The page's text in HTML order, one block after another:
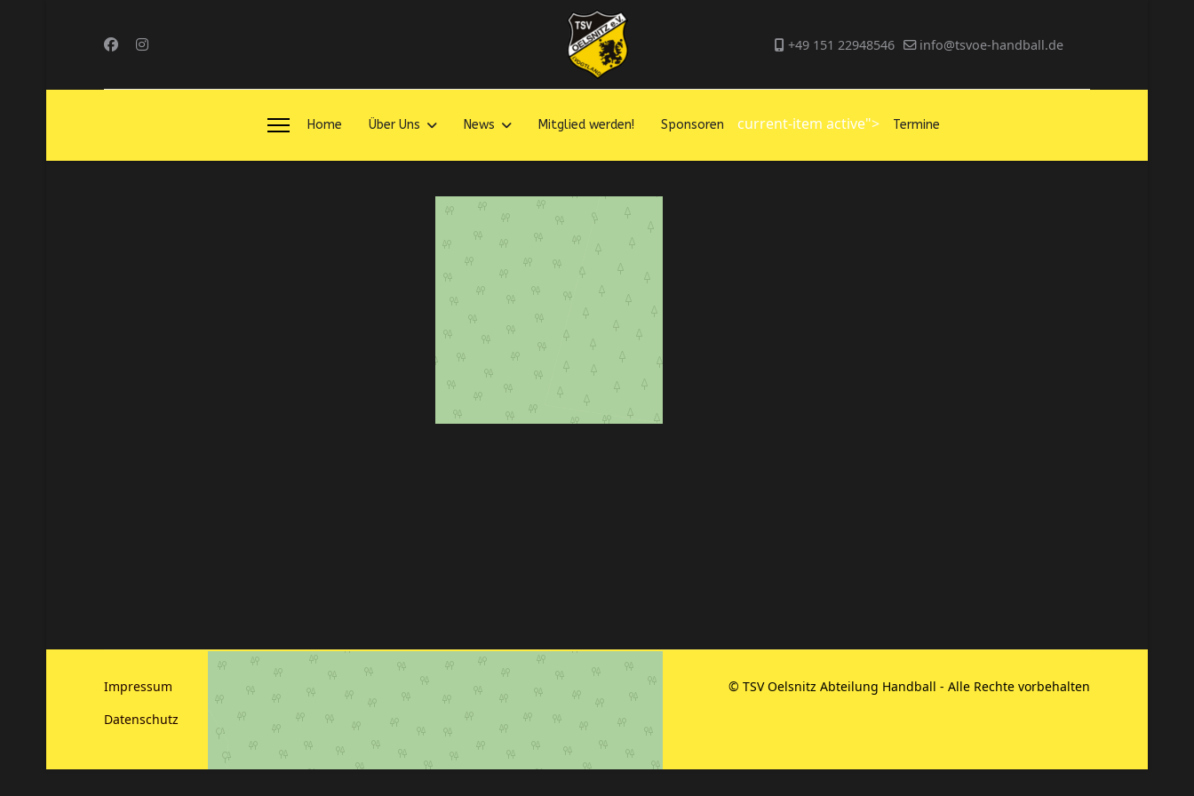
+49 151 22948546 info@tsvoe-handball.de
Home Über Uns News Mitglied werden! Sponsoren current-item active"> Termine
Impressum
Datenschutz
© TSV Oelsnitz Abteilung Handball - Alle Rechte vorbehalten